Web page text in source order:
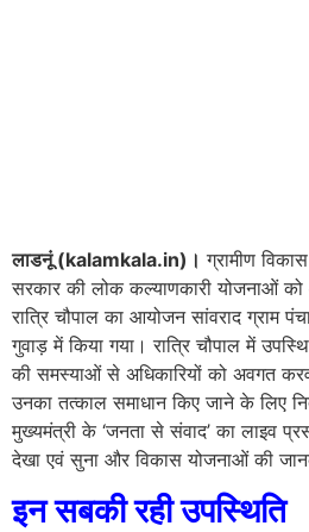
लाडनूं (kalamkala.in)। ग्रामीण
सरकार की लोक कल्याणकारी योजनाओं
रात्रि चौपाल का आयोजन सांवराद ग्राम
गुवाड़ में किया गया। रात्रि चौपाल में
की समस्याओं से अधिकारियों को अवगत
उनका तत्काल समाधान किए जाने के लिए
मुख्यमंत्री के ‘जनता से संवाद’ का लाइव
देखा एवं सुना और विकास योजनाओं की
इन सबकी रही उपस्थिति